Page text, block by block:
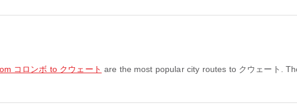
コロンボ to クウェート are the most popular city routes to クウェート.